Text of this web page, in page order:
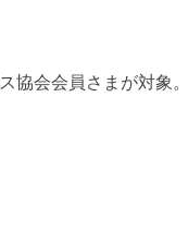
協会会員さまが対象